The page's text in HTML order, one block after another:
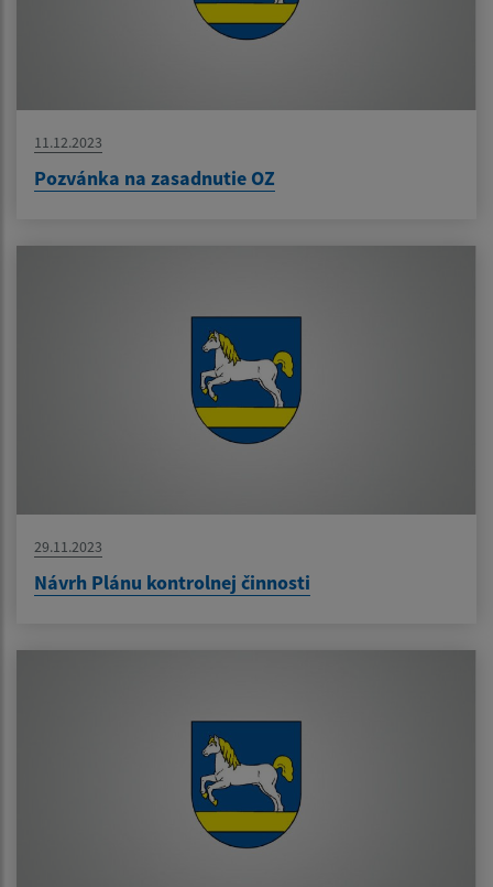
11.12.2023
Pozvánka na zasadnutie OZ
29.11.2023
Návrh Plánu kontrolnej činnosti